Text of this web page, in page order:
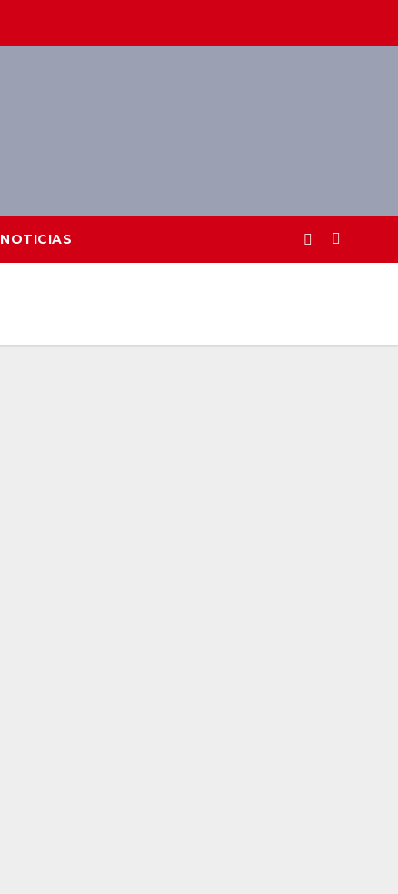
NOTICIAS